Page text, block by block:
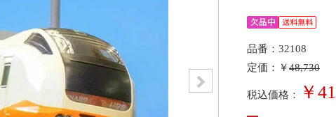
品番：32108
定価：￥48,730
税込価格： ￥